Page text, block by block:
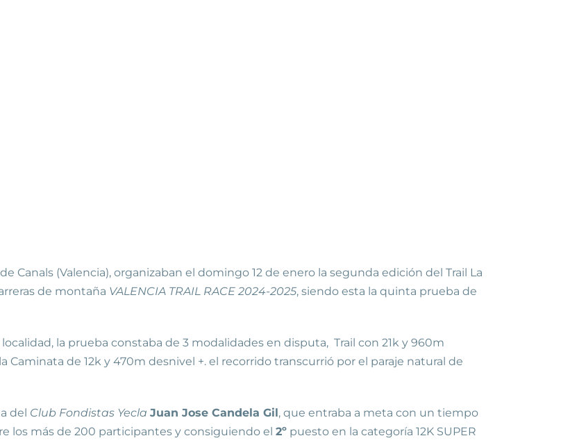
Canals (Valencia), organizaban el domingo 12 de enero la segunda edición del Trail La
de montaña VALENCIA TRAIL RACE 2024-2025, siendo esta la quinta prueba de
la prueba constaba de 3 modalidades en disputa, Trail con 21k y 960m
Caminata de 12k y 470m desnivel +. el recorrido transcurrió por el paraje natural de
del Club Fondistas Yecla Juan Jose Candela Gil , que entraba a meta con un tiempo
los más de 200 participantes y consiguiendo el 2º puesto en la categoría 12K SUPER